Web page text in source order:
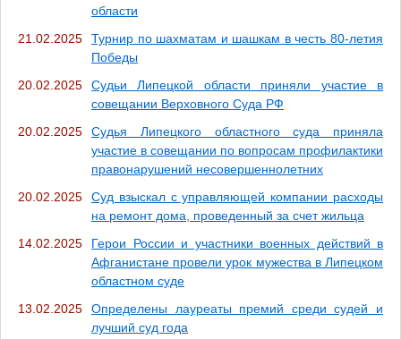
области
21.02.2025
Турнир по шахматам и шашкам в честь 80-летия
Победы
20.02.2025
Судьи Липецкой области приняли участие в
совещании Верховного Суда РФ
20.02.2025
Судья Липецкого областного суда приняла
участие в совещании по вопросам профилактики
правонарушений несовершеннолетних
20.02.2025
Суд взыскал с управляющей компании расходы
на ремонт дома, проведенный за счет жильца
14.02.2025
Герои России и участники военных действий в
Афганистане провели урок мужества в Липецком
областном суде
13.02.2025
Определены лауреаты премий среди судей и
лучший суд года